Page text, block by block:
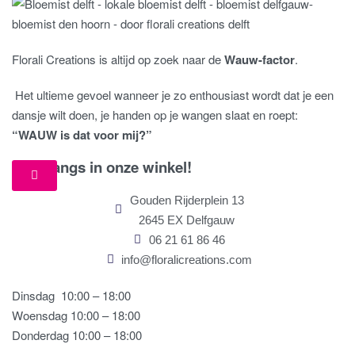
Florali Creations is altijd op zoek naar deWauw-factor.
Het ultieme gevoel wanneer je zo enthousiast wordt dat je een
dansje wilt doen, je handen op je wangen slaat en roept:
“WAUW is dat voor mij?”
Kom langs in onze winkel!
Gouden Rijderplein 13
2645 EX Delfgauw
06 21 61 86 46
info@floralicreations.com
Dinsdag 10:00 – 18:00
Woensdag 10:00 – 18:00
Donderdag 10:00 – 18:00